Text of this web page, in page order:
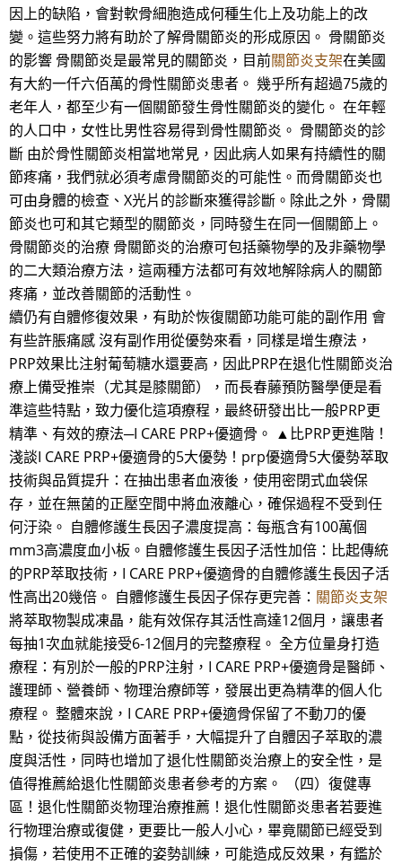
因上的缺陷，會對軟骨細胞造成何種生化上及功能上的改
變。這些努力將有助於了解骨關節炎的形成原因。 骨關節炎
的影響 骨關節炎是最常見的關節炎，目前關節炎支架在美國
有大約一仟六佰萬的骨性關節炎患者。 幾乎所有超過75歲的
老年人，都至少有一個關節發生骨性關節炎的變化。 在年輕
的人口中，女性比男性容易得到骨性關節炎。 骨關節炎的診
斷 由於骨性關節炎相當地常見，因此病人如果有持續性的關
節疼痛，我們就必須考慮骨關節炎的可能性。而骨關節炎也
可由身體的檢查、X光片的診斷來獲得診斷。除此之外，骨關
節炎也可和其它類型的關節炎，同時發生在同一個關節上。
骨關節炎的治療 骨關節炎的治療可包括藥物學的及非藥物學
的二大類治療方法，這兩種方法都可有效地解除病人的關節
疼痛，並改善關節的活動性。
續仍有自體修復效果，有助於恢復關節功能可能的副作用 會
有些許脹痛感 沒有副作用從優勢來看，同樣是增生療法，
PRP效果比注射葡萄糖水還要高，因此PRP在退化性關節炎治
療上備受推崇（尤其是膝關節），而長春藤預防醫學便是看
準這些特點，致力優化這項療程，最終研發出比一般PRP更
精準、有效的療法─I CARE PRP+優適骨。 ▲比PRP更進階！
淺談I CARE PRP+優適骨的5大優勢！prp優適骨5大優勢萃取
技術與品質提升：在抽出患者血液後，使用密閉式血袋保
存，並在無菌的正壓空間中將血液離心，確保過程不受到任
何汙染。 自體修護生長因子濃度提高：每瓶含有100萬個
mm3高濃度血小板。自體修護生長因子活性加倍：比起傳統
的PRP萃取技術，I CARE PRP+優適骨的自體修護生長因子活
性高出20幾倍。 自體修護生長因子保存更完善： 關節炎支架
將萃取物製成凍晶，能有效保存其活性高達12個月，讓患者
每抽1次血就能接受6-12個月的完整療程。 全方位量身打造
療程：有別於一般的PRP注射，I CARE PRP+優適骨是醫師、
護理師、營養師、物理治療師等，發展出更為精準的個人化
療程。 整體來說，I CARE PRP+優適骨保留了不動刀的優
點，從技術與設備方面著手，大幅提升了自體因子萃取的濃
度與活性，同時也增加了退化性關節炎治療上的安全性，是
值得推薦給退化性關節炎患者參考的方案。 （四）復健專
區！退化性關節炎物理治療推薦！退化性關節炎患者若要進
行物理治療或復健，更要比一般人小心，畢竟關節已經受到
損傷，若使用不正確的姿勢訓練，可能造成反效果，有鑑於